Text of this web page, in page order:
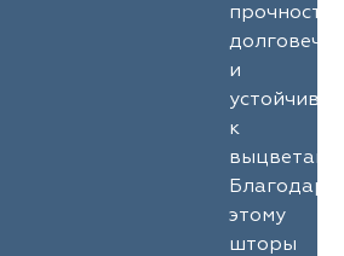
и
к
Благодаря
этому
шторы